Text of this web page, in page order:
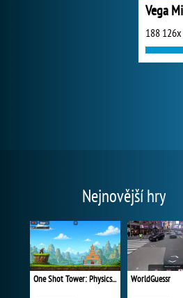
188 126x
Nejnovější hry
One Shot Tower: Physics Destroyer WorldGuessr